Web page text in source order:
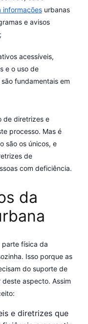
informaçõesurbanas
e avisos
acessíveis,
e o uso de
fundamentais em
de diretrizes e
processo. Mas é
são os únicos, e
de
com deficiência.
da
parte física da
Isso porque as
do suporte de
aspecto. Assim
e diretrizesque